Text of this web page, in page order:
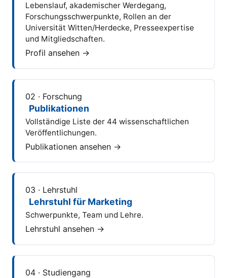
Lebenslauf, akademischer Werdegang,
Forschungsschwerpunkte, Rollen an der
Universität Witten/Herdecke, Presseexpertise
und Mitgliedschaften.
Profil ansehen →
02 · Forschung
Publikationen
Vollständige Liste der 44 wissenschaftlichen
Veröffentlichungen.
Publikationen ansehen →
03 · Lehrstuhl
Lehrstuhl für Marketing
Schwerpunkte, Team und Lehre.
Lehrstuhl ansehen →
04 · Studiengang